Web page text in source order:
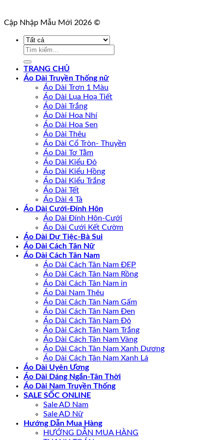
Cập Nhập Mẫu Mới 2026 ©
Tìm
TRANG CHỦ
Áo Dài Truyền Thống nữ
Áo Dài Trơn 1 Màu
Áo Dài Lụa Hoạ Tiết
Áo Dài Trắng
Áo Dài Hoa Nhí
Áo Dài Hoa Sen
Áo Dài Thêu
Áo Dài Cổ Tròn- Thuyền
Áo Dài Tơ Tằm
Áo Dài Kiểu Đỏ
Áo Dài Kiểu Hồng
Áo Dài Kiểu Trắng
Áo Dài Tết
Áo Dài 4 Tà
Áo Dài Cưới-Đính Hôn
Áo Dài Đính Hôn-Cưới
Áo Dài Cưới Kết Cườm
Áo Dài Dự Tiệc-Bà Sui
Áo Dài Cách Tân Nữ
Áo Dài Cách Tân Nam
Áo Dài Cách Tân Nam ĐẸP
Áo Dài Cách Tân Nam Rồng
Áo Dài Cách Tân Nam in
Áo Dài Nam Thêu
Áo Dài Cách Tân Nam Gấm
Áo Dài Cách Tân Nam Đen
Áo Dài Cách Tân Nam Đỏ
Áo Dài Cách Tân Nam Trắng
Áo Dài Cách Tân Nam Vàng
Áo Dài Cách Tân Nam Xanh Dương
Áo Dài Cách Tân Nam Xanh Lá
Áo Dài Uyên Ương
Áo Dài Dáng Ngắn-Tân Thời
Áo Dài Nam Truyền Thống
SALE SỐC ONLINE
Sale AD Nam
Sale AD Nữ
Hướng Dẫn Mua Hàng
HƯỚNG DẪN MUA HÀNG